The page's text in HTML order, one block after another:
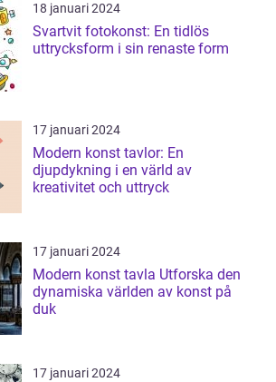
18 januari 2024
Svartvit fotokonst: En tidlös
uttrycksform i sin renaste form
17 januari 2024
Modern konst tavlor: En
djupdykning i en värld av
kreativitet och uttryck
17 januari 2024
Modern konst tavla Utforska den
dynamiska världen av konst på
duk
17 januari 2024